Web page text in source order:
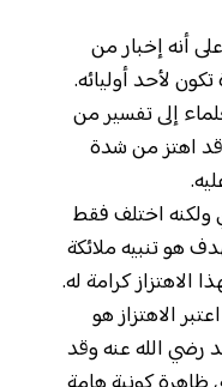
أنه إخبار من
لأحد أوليائه.
إلى تفسير من
قد اهتز من شدة
ولكنه اختلف فقط
هو تنبيه ملائكة
كرامة له.
الاهتزاز هو
الله عنه وقد